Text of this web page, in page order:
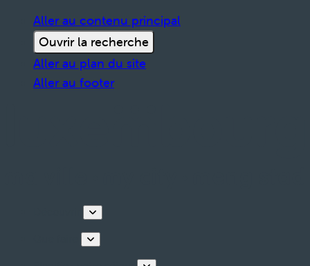
Aller au contenu principal
Ouvrir la recherche
Aller au plan du site
Aller au footer